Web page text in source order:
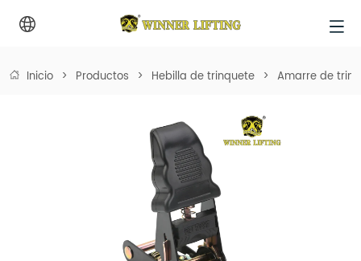
Inicio > Productos > Hebilla de trinquete > Amarre de